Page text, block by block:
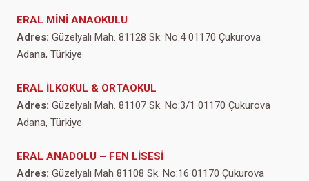
ERAL MİNİ ANAOKULU
Adres: Güzelyalı Mah. 81128 Sk. No:4 01170 Çukurova
Adana, Türkiye
ERAL İLKOKUL & ORTAOKUL
Adres: Güzelyalı Mah. 81107 Sk. No:3/1 01170 Çukurova
Adana, Türkiye
ERAL ANADOLU – FEN LİSESİ
Adres: Güzelyalı Mah 81108 Sk. No:16 01170 Çukurova